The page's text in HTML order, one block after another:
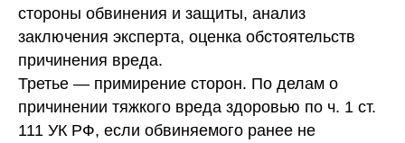
стороны обвинения и защиты, анализ
заключения эксперта, оценка обстоятельств
причинения вреда.
Третье — примирение сторон. По делам о
причинении тяжкого вреда здоровью по ч. 1 ст.
111 УК РФ, если обвиняемого ранее не